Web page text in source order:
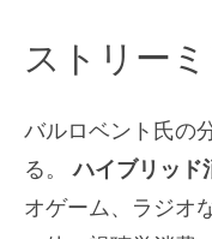
ストリー
バルロベント氏の
る。ハイブリッド
オゲーム、ラジオ